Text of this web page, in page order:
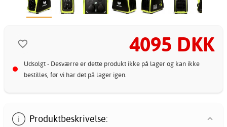
4095 DKK
Udsolgt - Desværre er dette produkt ikke på lager og kan ikke
bestilles, før vi har det på lager igen.
Produktbeskrivelse: